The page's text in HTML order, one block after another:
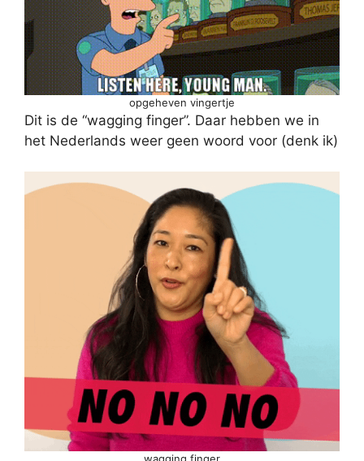
opgeheven vingertje
Dit is de “wagging finger”. Daar hebben we in
het Nederlands weer geen woord voor (denk ik)